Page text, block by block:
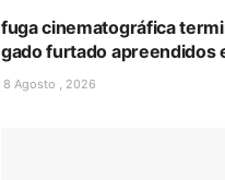
fuga cinematográfica
gado furtado apreendidos
8 Agosto , 2026